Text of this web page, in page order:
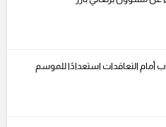
أمام التعاقدات استعدادًا للموسم